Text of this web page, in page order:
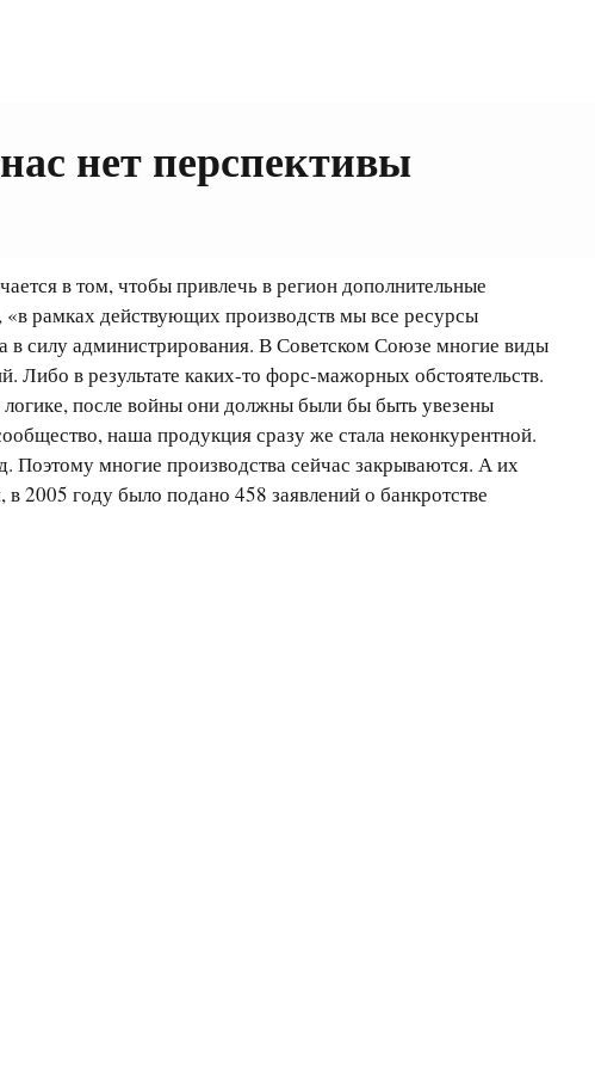
нет перспективы
в том, чтобы привлечь в регион дополнительные
«в рамках действующих производств мы все ресурсы
в силу администрирования. В Советском Союзе многие виды
Либо в результате каких-то форс-мажорных обстоятельств.
после войны они должны были бы быть увезены
наша продукция сразу же стала неконкурентной.
многие производства сейчас закрываются. А их
2005 году было подано 458 заявлений о банкротстве